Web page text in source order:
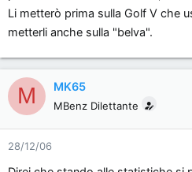
Li metterò prima sulla Golf V che
metterli anche sulla "belva".
M MK65
MBenz Dilettante
28/12/06